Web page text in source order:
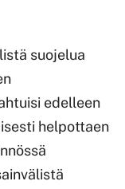
suojelua
edelleen
helpottaen